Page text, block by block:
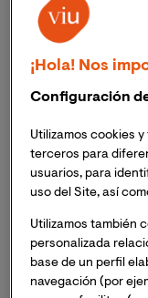
¡Hola! Nos
Configuración
Utilizamos cookies
terceros para
usuarios, para
uso del Site, así
Utilizamos también
personalizada
base de un perfil
navegación (por